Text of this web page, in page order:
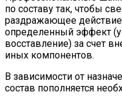
по составу так, чтобы
раздражающее
определенный эффект
восставление) за счет
иных компонентов.
В зависимости от
состав пополняется